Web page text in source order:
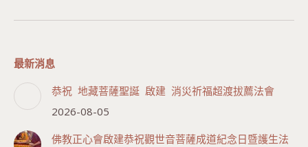
最新消息
恭祝 地藏菩薩聖誕 啟建 消災祈福超渡拔薦法會
2026-08-05
佛教正心會啟建恭祝觀世音菩薩成道紀念日暨護生法